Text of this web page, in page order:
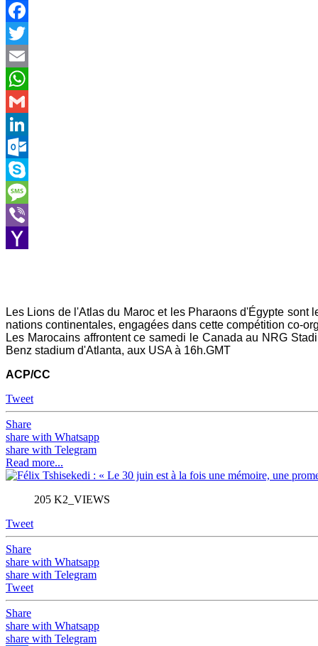
Facebook
Twitter
Email
WhatsApp
Gmail
LinkedIn
Outlook.com
Skype
Message
Viber
Les Lions de l'Atlas du Maroc et les Pharaons d'Égypte
nations continentales, engagées dans cette compétition co-
Les Marocains affrontent ce samedi le Canada au NRG
Benz stadium d'Atlanta, aux USA à 16h.GMT
ACP/CC
Tweet
Share
share with Whatsapp
share with Telegram
Read more...
205 K2_VIEWS
Tweet
Share
share with Whatsapp
share with Telegram
Tweet
Share
share with Whatsapp
share with Telegram